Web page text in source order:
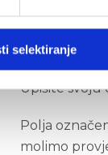
selektiranje
Upišite svoju
Polja
molimo